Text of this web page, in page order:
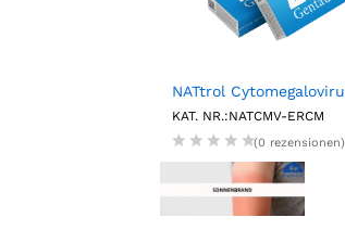
KAT. NR.:NATCMV-ERCM
(0 rezensionen)